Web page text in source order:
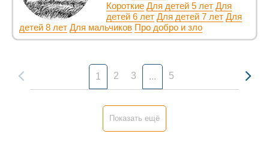
Короткие Для детей 5 лет Для
детей 6 лет Для детей 7 лет Для
детей 8 лет Для мальчиков Про добро и зло
1 2 3 ... 5
Показать ещё